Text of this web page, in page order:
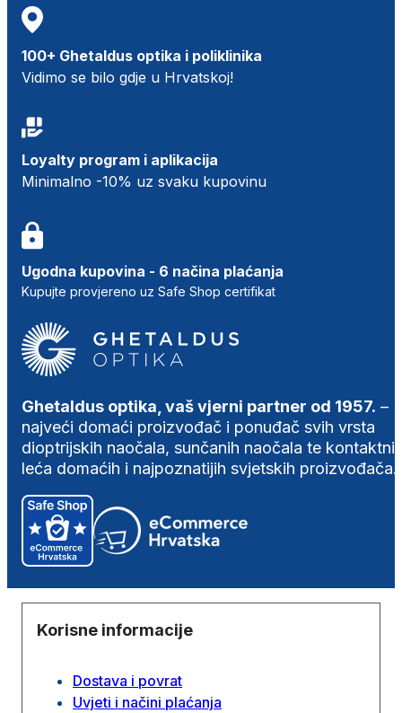
100+ Ghetaldus optika i poliklinika
Vidimo se bilo gdje u Hrvatskoj!
Loyalty program i aplikacija
Minimalno -10% uz svaku kupovinu
Ugodna kupovina - 6 načina plaćanja
Kupujte provjereno uz Safe Shop certifikat
Ghetaldus optika, vaš vjerni partner od 1957. –
najveći domaći proizvođač i ponuđač svih vrsta
dioptrijskih naočala, sunčanih naočala te
leća domaćih i najpoznatijih svjetskih proizvođača.
Korisne informacije
Dostava i povrat
Uvjeti i načini plaćanja